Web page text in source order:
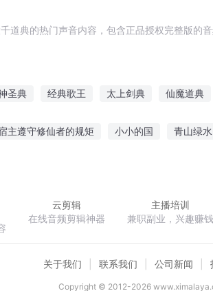
道典的热门声音内容，包含正品授权完整版的
圣典 经典歌王 太上剑典 仙魔道典
主遵守修仙者的规矩 小小的国 青山绿水
云剪辑
在线音频剪辑神器
主播培训
兼职副业，兴趣赚钱
关于我们 联系我们 公司新闻
Copyright © 2012-2026